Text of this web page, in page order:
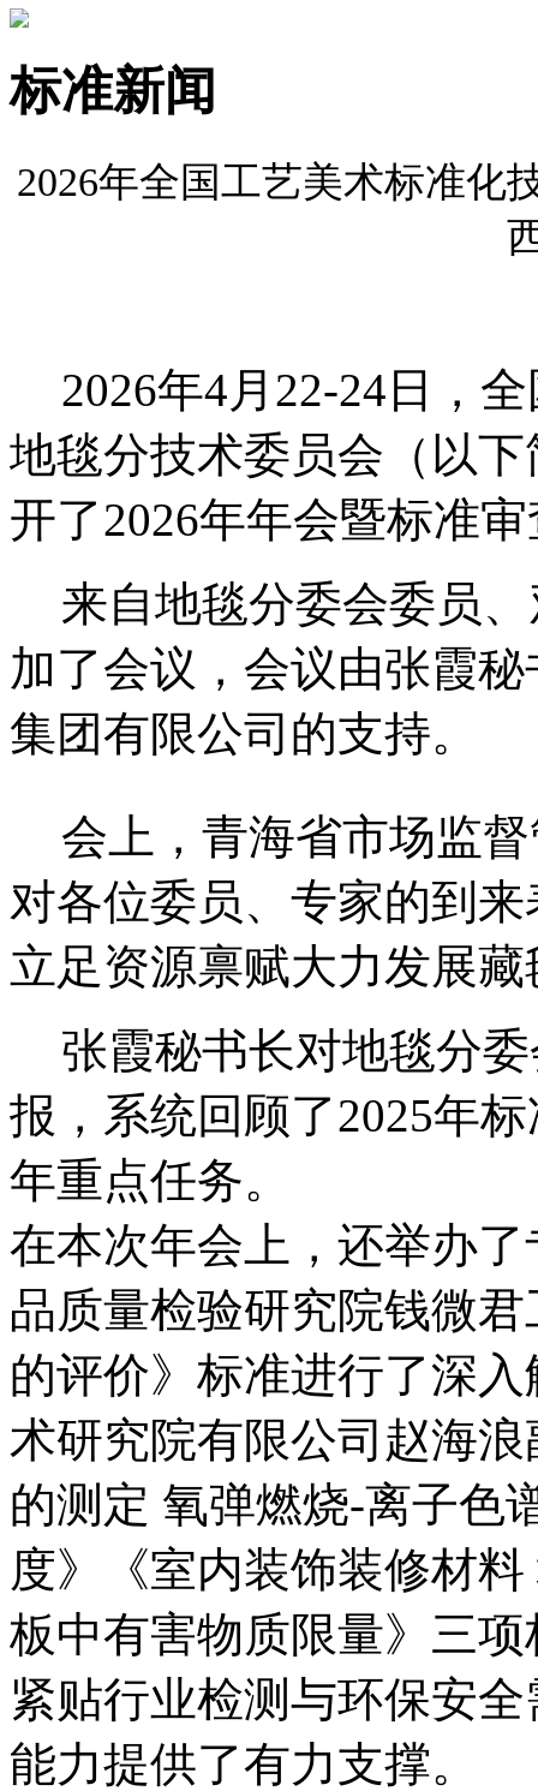
标准新闻
2026年全国工艺美术标准化
2026年4月 22-24 日，
地毯分技术委员会（以
开了2026年年会暨标准
来自地毯分委会委员
加了会议，会议由张霞
集团有限公司的支持。
会上，青海省市场监
对各位委员、专家的到
立足资源禀赋大力发展
张霞秘书长对地毯分
报，系统回顾了2025年
年重点任务。
在本次年会上，还举办
品质量检验研究院钱微
的评价》标准进行了深
术研究院有限公司赵海
的测定 氧弹燃烧-离子色
度》《室内装饰装修材
板中有害物质限量》三
紧贴行业检测与环保安
能力提供了有力支撑。